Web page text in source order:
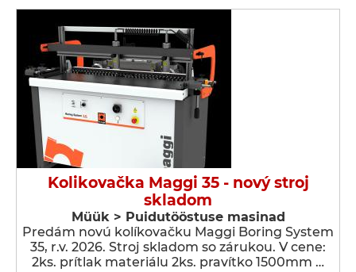
Kolikovačka Maggi 35 - nový stroj
skladom
Müük > Puidutööstuse masinad
Predám novú kolíkovačku Maggi Boring System
35, r.v. 2026. Stroj skladom so zárukou. V cene:
2ks. prítlak materiálu 2ks. pravítko 1500mm …